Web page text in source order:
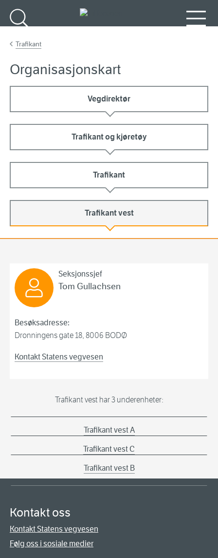
Trafikant
Organisasjonskart
Vegdirektør
Trafikant og kjøretøy
Trafikant
Trafikant vest
Trafikant vest har 3 underenheter:
Trafikant vest A
Trafikant vest C
Trafikant vest B
Trafikant vestSeksjonssjef
Tom Gullachsen
Besøksadresse:
Dronningens gate 18, 8006 BODØ
Kontakt Statens vegvesen
Kontakt oss
Kontakt Statens vegvesen
Følg oss i sosiale medier